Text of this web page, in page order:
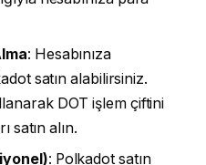
: Hesabınıza
satın alabilirsiniz.
DOT işlem çiftini
satın alın.
: Polkadot satın